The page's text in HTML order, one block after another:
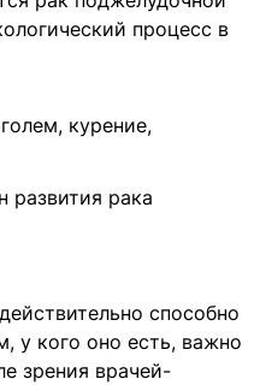
процесс в
курение,
развития рака
способно
у кого оно есть, важно
зрения врачей-